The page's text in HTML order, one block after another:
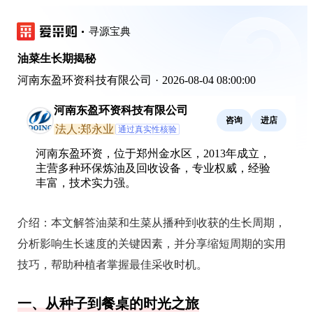
寻源宝典
油菜生长期揭秘
河南东盈环资科技有限公司 · 2026-08-04 08:00:00
河南东盈环资科技有限公司
法人:郑永业 通过真实性核验
咨询 进店
河南东盈环资，位于郑州金水区，2013年成立，
主营多种环保炼油及回收设备，专业权威，经验
丰富，技术实力强。
介绍： 本文解答油菜和生菜从播种到收获的生长周期，
分析影响生长速度的关键因素，并分享缩短周期的实用
技巧，帮助种植者掌握最佳采收时机。
一、从种子到餐桌的时光之旅